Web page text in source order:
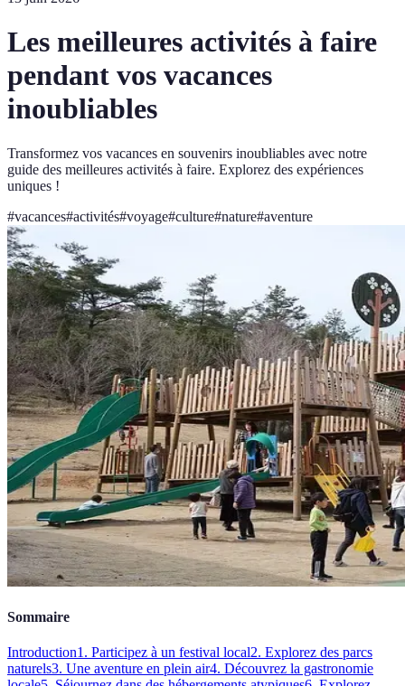
Les meilleures activités à faire
pendant vos vacances
inoubliables
Transformez vos vacances en souvenirs inoubliables avec notre
guide des meilleures activités à faire. Explorez des expériences
uniques !
#vacances#activités#voyage#culture#nature#aventure
Sommaire
Introduction1. Participez à un festival local2. Explorez des parcs
naturels3. Une aventure en plein air4. Découvrez la gastronomie